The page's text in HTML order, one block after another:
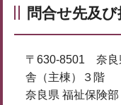
問合せ先及
〒630-8501 奈良
舎（主棟）３階
奈良県 福祉保険